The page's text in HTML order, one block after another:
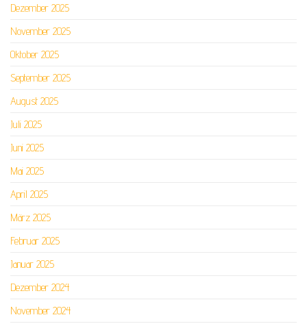
Dezember 2025
November 2025
Oktober 2025
September 2025
August 2025
Juli 2025
Juni 2025
Mai 2025
April 2025
März 2025
Februar 2025
Januar 2025
Dezember 2024
November 2024